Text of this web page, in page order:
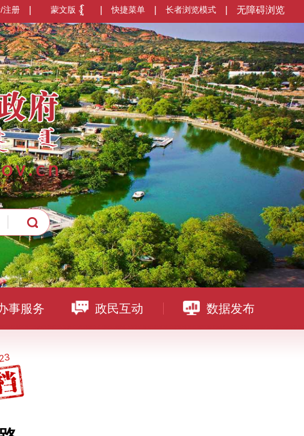
无障碍浏览
长者浏览模式
快捷菜单
蒙文版
注册
事服务 政民互动 数据发布